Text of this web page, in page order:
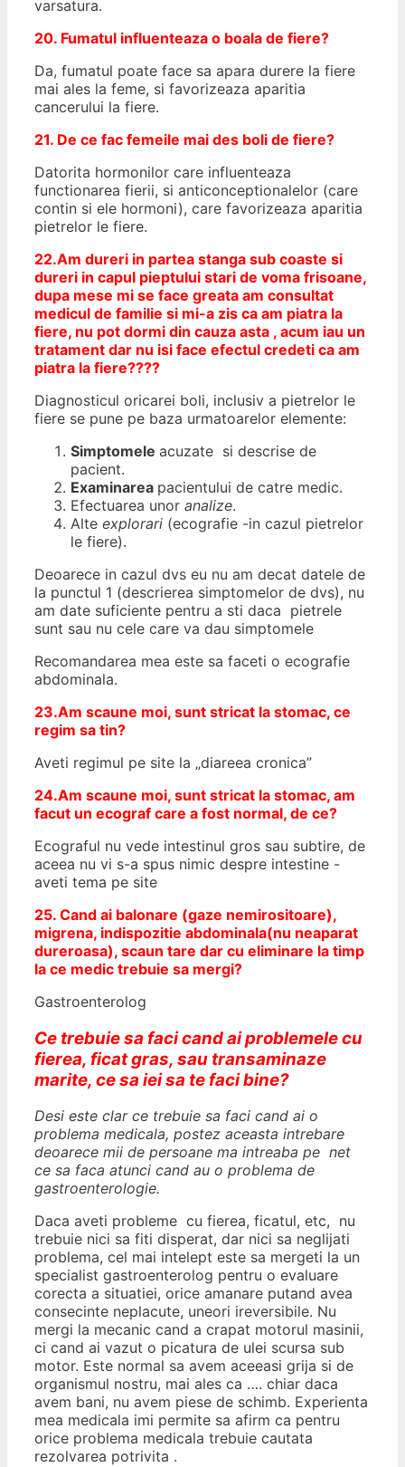
varsatura.
20. Fumatul influenteaza o boala de fiere?
Da, fumatul poate face sa apara durere la fiere
mai ales la feme, si favorizeaza aparitia
cancerului la fiere.
21. De ce fac femeile mai des boli de fiere?
Datorita hormonilor care influenteaza
functionarea fierii, si anticonceptionalelor (care
contin si ele hormoni), care favorizeaza aparitia
pietrelor le fiere.
22.Am dureri in partea stanga sub coaste si
dureri in capul pieptului stari de voma frisoane,
dupa mese mi se face greata am consultat
medicul de familie si mi-a zis ca am piatra la
fiere, nu pot dormi din cauza asta , acum iau un
tratament dar nu isi face efectul credeti ca am
piatra la fiere????
Diagnosticul oricarei boli, inclusiv a pietrelor le
fiere se pune pe baza urmatoarelor elemente:
Simptomele acuzate si descrise de
pacient.
Examinarea pacientului de catre medic.
Efectuarea unor analize.
Alte explorari (ecografie -in cazul pietrelor
le fiere).
Deoarece in cazul dvs eu nu am decat datele de
la punctul 1 (descrierea simptomelor de dvs), nu
am date suficiente pentru a sti daca pietrele
sunt sau nu cele care va dau simptomele
Recomandarea mea este sa faceti o ecografie
abdominala.
23.Am scaune moi, sunt stricat la stomac, ce
regim sa tin?
Aveti regimul pe site la „diareea cronica”
24.Am scaune moi, sunt stricat la stomac, am
facut un ecograf care a fost normal, de ce?
Ecograful nu vede intestinul gros sau subtire, de
aceea nu vi s-a spus nimic despre intestine -
aveti tema pe site
25. Cand ai balonare (gaze nemirositoare),
migrena, indispozitie abdominala(nu neaparat
dureroasa), scaun tare dar cu eliminare la timp
la ce medic trebuie sa mergi?
Gastroenterolog
Ce trebuie sa faci cand ai problemele cu
fierea, ficat gras, sau transaminaze
marite, ce sa iei sa te faci bine?
Desi este clar ce trebuie sa faci cand ai o
problema medicala, postez aceasta intrebare
deoarece mii de persoane ma intreaba pe net
ce sa faca atunci cand au o problema de
gastroenterologie.
Daca aveti probleme cu fierea, ficatul, etc, nu
trebuie nici sa fiti disperat, dar nici sa neglijati
problema, cel mai intelept este sa mergeti la un
specialist gastroenterolog pentru o evaluare
corecta a situatiei, orice amanare putand avea
consecinte neplacute, uneori ireversibile. Nu
mergi la mecanic cand a crapat motorul masinii,
ci cand ai vazut o picatura de ulei scursa sub
motor. Este normal sa avem aceeasi grija si de
organismul nostru, mai ales ca …. chiar daca
avem bani, nu avem piese de schimb. Experienta
mea medicala imi permite sa afirm ca pentru
orice problema medicala trebuie cautata
rezolvarea potrivita .